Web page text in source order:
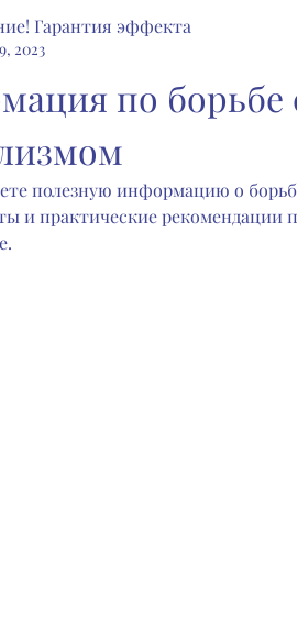
Гарантия эффекта
2023
по борьбе
полезную информацию о
и практические рекомендации